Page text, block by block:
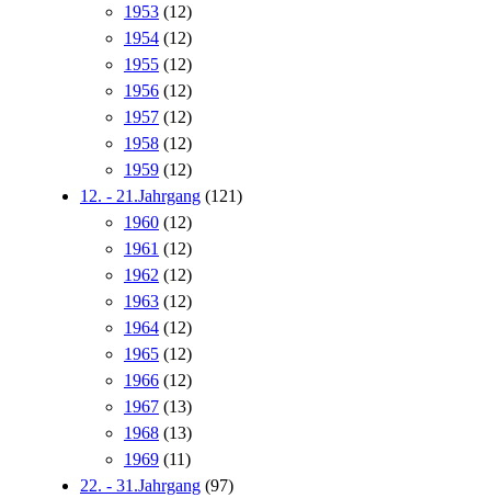
1953 (12)
1954 (12)
1955 (12)
1956 (12)
1957 (12)
1958 (12)
1959 (12)
12. - 21.Jahrgang (121)
1960 (12)
1961 (12)
1962 (12)
1963 (12)
1964 (12)
1965 (12)
1966 (12)
1967 (13)
1968 (13)
1969 (11)
22. - 31.Jahrgang (97)